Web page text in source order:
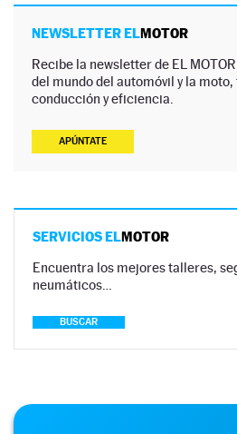
NEWSLETTER ELMOTOR
Recibe la newsletter de EL
del mundo del automóvil y la
conducción y eficiencia.
APÚNTATE
SERVICIOS ELMOTOR
Encuentra los mejores talleres,
neumáticos…
BUSCAR